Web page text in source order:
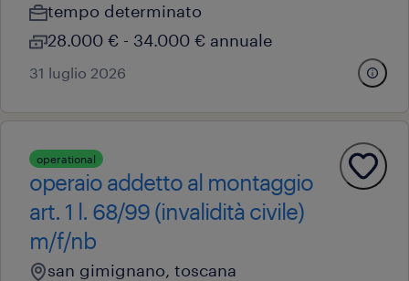
tempo determinato
28.000 € - 34.000 € annuale
31 luglio 2026
operational
operaio addetto al montaggio
art. 1 l. 68/99 (invalidità civile)
m/f/nb
san gimignano, toscana